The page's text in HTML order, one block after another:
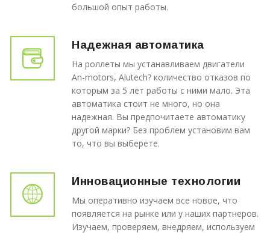
большой опыт работы.
Надежная автоматика
На роллеты мы устанавливаем двигатели
An-motors, Alutech? количество отказов по
которым за 5 лет работы с ними мало. Эта
автоматика стоит не много, но она
надежная. Вы предпочитаете автоматику
другой марки? Без проблем установим вам
то, что вы выберете.
Инновационные технологии
Мы оперативно изучаем все новое, что
появляется на рынке или у наших партнеров.
Изучаем, проверяем, внедряем, используем